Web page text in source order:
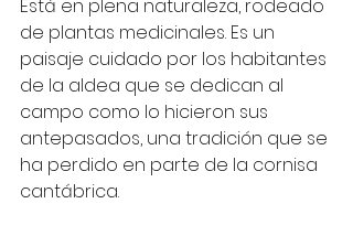
Está en plena naturaleza, rodeado
de plantas medicinales. Es un
paisaje cuidado por los habitantes
de la aldea que se dedican al
campo como lo hicieron sus
antepasados, una tradición que se
ha perdido en parte de la cornisa
cantábrica.